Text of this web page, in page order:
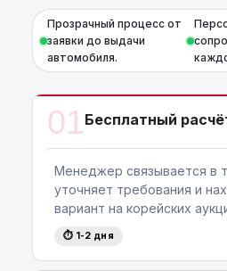
Прозрачный процесс от
заявки до выдачи
автомобиля.
01Бесплатный
Менеджер связывается в
уточняет требования и
вариант на корейских
⏱ 1-2 дня